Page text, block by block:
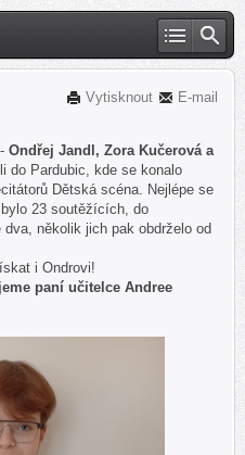
E-mail
Vytisknout
Ondřej Jandl, Zora Kučerová a
do Pardubic, kde se konalo
Dětská scéna. Nejlépe se
23 soutěžících, do
několik jich pak obdrželo od
i Ondrovi!
paní učitelce Andree